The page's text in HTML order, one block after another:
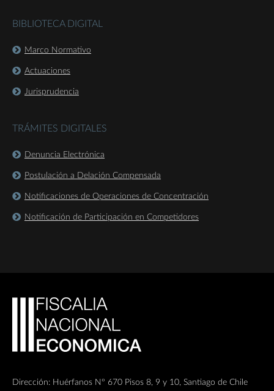
BIBLIOTECA DIGITAL
Marco Normativo
Actuaciones
Jurisprudencia
TRÁMITES DIGITALES
Denuncia Electrónica
Postulación a Delación Compensada
Notificaciones de Operaciones de Concentración
Notificación de Participación en Competidores
Dirección: Huérfanos Nº 670 Pisos 8, 9 y 10, Santiago de Chile